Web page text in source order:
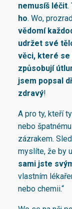
nemusíš léčit.
ho. Wo,
vědomí
udržet své
věci, které se
způsobují
jsem popsal
zdravý!
A pro ty, kteří
nebo
zázrakem.
myslíte, že by
sami jste
vlastním
nebo chemii.“